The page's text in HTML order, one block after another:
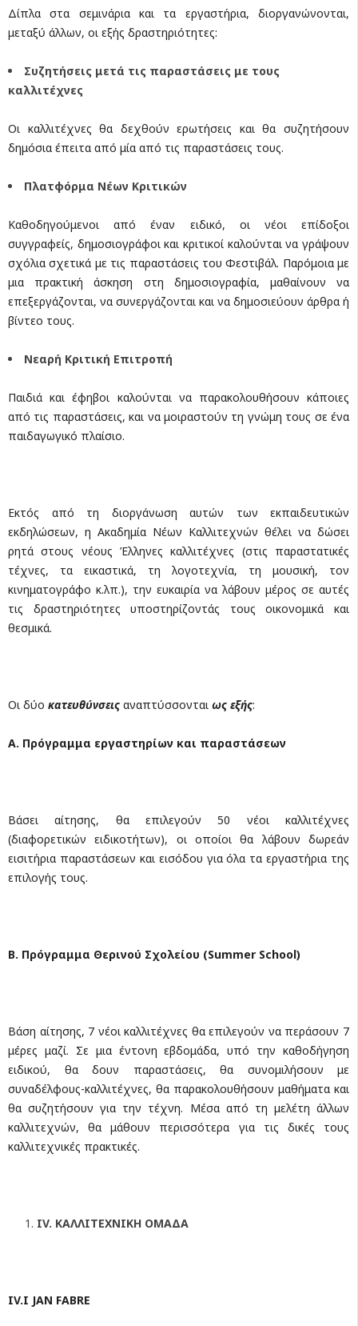
Δίπλα στα σεμινάρια και τα εργαστήρια, διοργανώνονται,
μεταξύ άλλων, οι εξής δραστηριότητες:
Συζητήσεις μετά τις παραστάσεις με τους
καλλιτέχνες
Οι καλλιτέχνες θα δεχθούν ερωτήσεις και θα συζητήσουν
δημόσια έπειτα από μία από τις παραστάσεις τους.
Πλατφόρμα Νέων Κριτικών
Καθοδηγούμενοι από έναν ειδικό, οι νέοι επίδοξοι
συγγραφείς, δημοσιογράφοι και κριτικοί καλούνται να γράψουν
σχόλια σχετικά με τις παραστάσεις του Φεστιβάλ. Παρόμοια με
μια πρακτική άσκηση στη δημοσιογραφία, μαθαίνουν να
επεξεργάζονται, να συνεργάζονται και να δημοσιεύουν άρθρα ή
βίντεο τους.
Νεαρή Κριτική Επιτροπή
Παιδιά και έφηβοι καλούνται να παρακολουθήσουν κάποιες
από τις παραστάσεις, και να μοιραστούν τη γνώμη τους σε ένα
παιδαγωγικό πλαίσιο.
Εκτός από τη διοργάνωση αυτών των εκπαιδευτικών
εκδηλώσεων, η Ακαδημία Νέων Καλλιτεχνών θέλει να δώσει
ρητά στους νέους Έλληνες καλλιτέχνες (στις παραστατικές
τέχνες, τα εικαστικά, τη λογοτεχνία, τη μουσική, τον
κινηματογράφο κ.λπ.), την ευκαιρία να λάβουν μέρος σε αυτές
τις δραστηριότητες υποστηρίζοντάς τους οικονομικά και
θεσμικά.
Οι δύο κατευθύνσεις αναπτύσσονται ως εξής:
Α. Πρόγραμμα εργαστηρίων και παραστάσεων
Βάσει αίτησης, θα επιλεγούν 50 νέοι καλλιτέχνες
(διαφορετικών ειδικοτήτων), οι οποίοι θα λάβουν δωρεάν
εισιτήρια παραστάσεων και εισόδου για όλα τα εργαστήρια της
επιλογής τους.
Β. Πρόγραμμα Θερινού Σχολείου (Summer School)
Βάση αίτησης, 7 νέοι καλλιτέχνες θα επιλεγούν να περάσουν 7
μέρες μαζί. Σε μια έντονη εβδομάδα, υπό την καθοδήγηση
ειδικού, θα δουν παραστάσεις, θα συνομιλήσουν με
συναδέλφους-καλλιτέχνες, θα παρακολουθήσουν μαθήματα και
θα συζητήσουν για την τέχνη. Μέσα από τη μελέτη άλλων
καλλιτεχνών, θα μάθουν περισσότερα για τις δικές τους
καλλιτεχνικές πρακτικές.
IV. ΚΑΛΛΙΤΕΧΝΙΚΗ ΟΜΑΔΑ
IV.I JAN FABRE